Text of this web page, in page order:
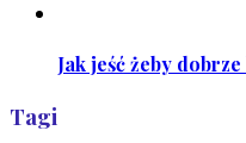
Jak jeść żeby
Tagi